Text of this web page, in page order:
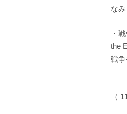
なみ
・
the
戦争
（